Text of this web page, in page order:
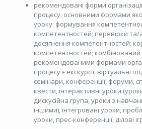
рекомендовані форми
процесу, основними формами
уроку: формування
компетентностей; перевірки
досягнення компетентностей;
компетентностей;
рекомендованими формами
процесу є екскурсії, віртуальні
семінари, конференції, форуми,
квести, інтерактивні уроки
дискусійна група, уроки з
іншими), інтегровані уроки,
уроки, прес-конференції, ділові